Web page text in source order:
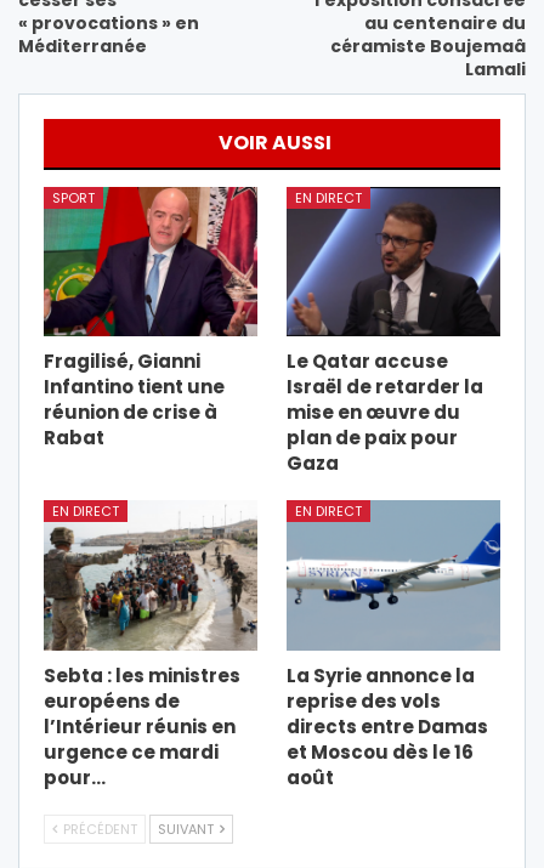
« provocations » en
Méditerranée
au centenaire du
céramiste Boujemaâ
Lamali
VOIR AUSSI
SPORT
Fragilisé, Gianni
Infantino tient une
réunion de crise à
Rabat
EN DIRECT
Le Qatar accuse
Israël de retarder la
mise en œuvre du
plan de paix pour
Gaza
EN DIRECT
Sebta : les ministres
européens de
l’Intérieur réunis en
urgence ce mardi
pour…
EN DIRECT
La Syrie annonce la
reprise des vols
directs entre Damas
et Moscou dès le 16
août
PRÉCÉDENT SUIVANT